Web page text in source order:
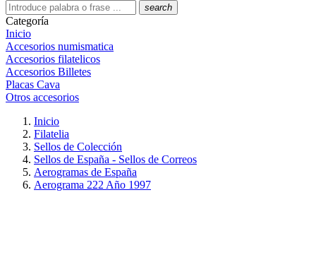
search
Categoría
Inicio
Accesorios numismatica
Accesorios filatelicos
Accesorios Billetes
Placas Cava
Otros accesorios
Inicio
Filatelia
Sellos de Colección
Sellos de España - Sellos de Correos
Aerogramas de España
Aerograma 222 Año 1997